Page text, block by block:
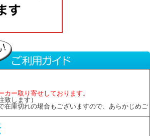
カー取り寄せしております。
致します）
在庫切れの場合もございますので、あらかじめご